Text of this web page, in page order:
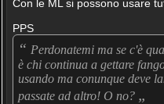
Con le ML si possono usare
PPS
“ Perdonatemi ma se c'è
è chi continua a gettare
usando ma conunque deve
passate ad altro! O no? „